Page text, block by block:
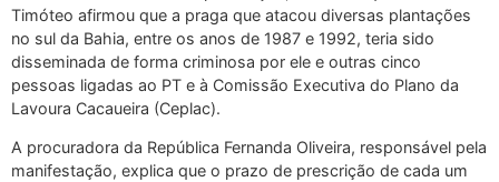
Timóteo afirmou que a praga que atacou diversas plantações
no sul da Bahia, entre os anos de 1987 e 1992, teria sido
disseminada de forma criminosa por ele e outras cinco
pessoas ligadas ao PT e à Comissão Executiva do Plano da
Lavoura Cacaueira (Ceplac).
A procuradora da República Fernanda Oliveira, responsável pela
manifestação, explica que o prazo de prescrição de cada um